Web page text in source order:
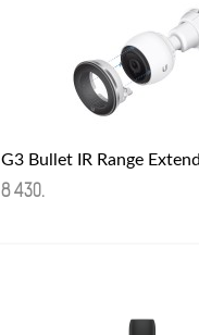
G3 Bullet IR Range
8 430.